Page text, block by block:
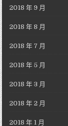
2018 年 9 月
2018 年 8 月
2018 年 7 月
2018 年 5 月
2018 年 3 月
2018 年 2 月
2018 年 1 月